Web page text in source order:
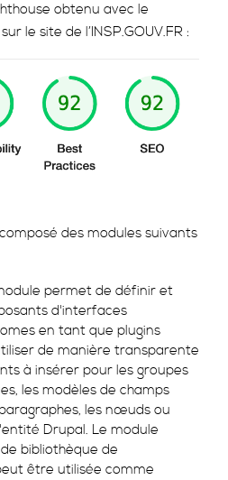
obtenu avec le
le site de l’INSP.GOUV.FR :
des modules suivants
permet de définir et
d'interfaces
en tant que plugins
de manière transparente
à insérer pour les groupes
les modèles de champs
les nœuds ou
Drupal. Le module
bibliothèque de
être utilisée comme